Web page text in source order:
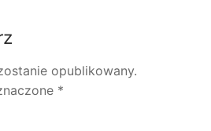
opublikowany.
*